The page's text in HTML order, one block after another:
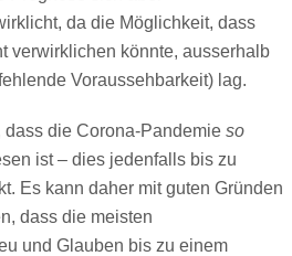
da die Möglichkeit, dass
verwirklichen könnte, ausserhalb
Voraussehbarkeit) lag.
die Corona-Pandemie so
ist – dies jedenfalls bis zu
Es kann daher mit guten Gründen
dass die meisten
und Glauben bis zu einem